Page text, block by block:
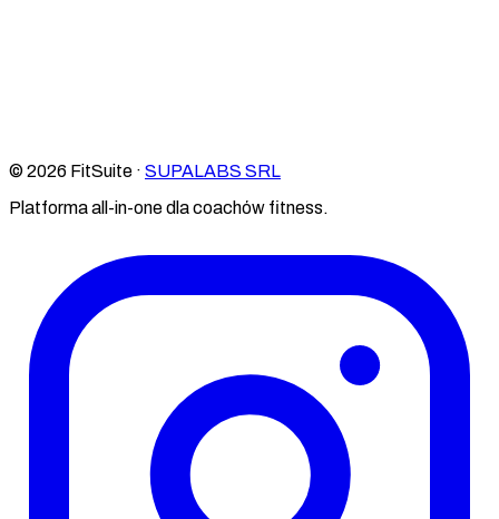
© 2026 FitSuite · SUPALABS SRL
Platforma all-in-one dla coachów fitness.